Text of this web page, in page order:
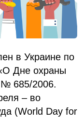
в Украине по
Дне охраны
№ 685/2006.
– во
(World Day for